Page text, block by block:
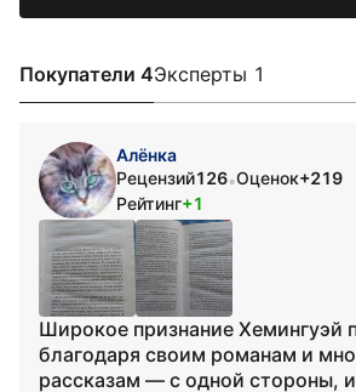
Покупатели 4Эксперты 1
Алёнка
Рецензий126•Оценок+219
Рейтинг+1
Широкое признание Хемингуэй
благодаря своим романам и
рассказам — с одной стороны,